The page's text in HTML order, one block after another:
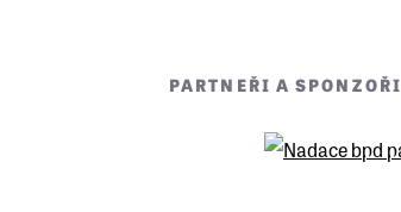
PARTNEŘI A SPONZOŘI